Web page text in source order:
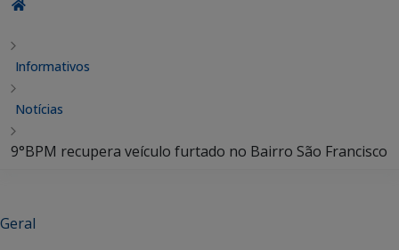
Informativos
Notícias
9°BPM recupera veículo furtado no Bairro São Francisco
Geral